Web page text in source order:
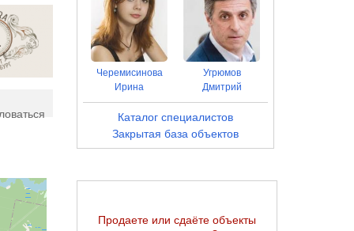
Черемисинова
Ирина
Угрюмов
Дмитрий
Каталог специалистов
Закрытая база объектов
Продаете или сдаёте объекты